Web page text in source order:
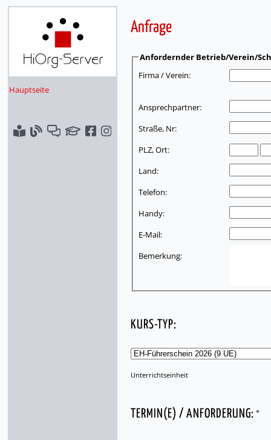
Hauptseite
Anfrage
Anfordernder Betrieb/Verein/
Firma / Verein:
Ansprechpartner:
Straße, Nr:
PLZ, Ort:
Land:
Telefon:
Handy:
E-Mail:
Bemerkung:
KURS-TYP:
Unterrichtseinheit
TERMIN(E) / ANFORDERUNG: *